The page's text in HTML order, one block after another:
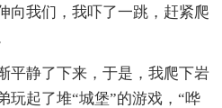
向我们，我吓了一跳，赶紧爬
平静了下来，于是，我爬下岩
玩起了堆“城堡”的游戏，“哗